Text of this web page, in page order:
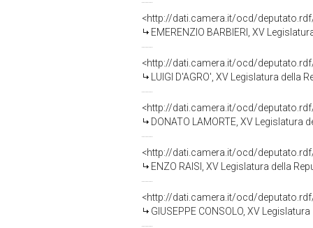
<http://dati.camera.it/ocd/
EMERENZIO BARBIERI, XV
<http://dati.camera.it/ocd/
LUIGI D'AGRO', XV Legislatura della
<http://dati.camera.it/ocd/
DONATO LAMORTE, XV Legislatura
<http://dati.camera.it/ocd/
ENZO RAISI, XV Legislatura della
<http://dati.camera.it/ocd/
GIUSEPPE CONSOLO, XV